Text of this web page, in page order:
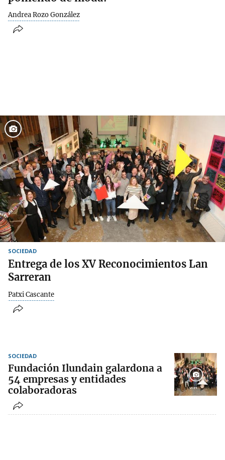
Andrea Rozo González
SOCIEDAD
Entrega de los XV Reconocimientos Lan
Sarreran
Patxi Cascante
SOCIEDAD
Fundación Ilundain galardona a
54 empresas y entidades
colaboradoras